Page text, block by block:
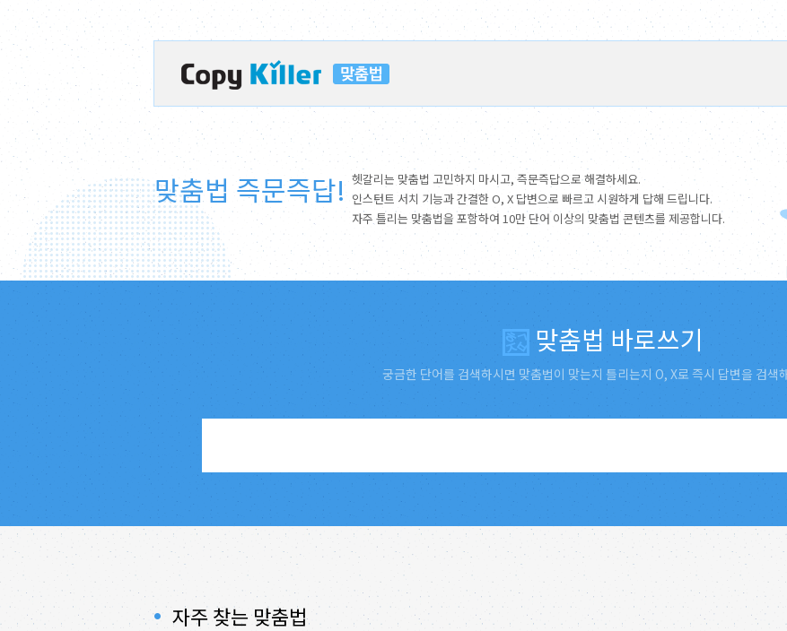
맞춤법 즉문즉답! 헷갈리는 맞춤법 고민하지 마시고, 즉문즉답으로 해결하세요.
인스턴트 서치 기능과 간결한 O, X 답변으로 빠르고 시원하게 답해 드립니다.
자주 틀리는 맞춤법을 포함하여 10만 단어 이상의 맞춤법 콘텐츠를 제공합니다.
맞춤법 바로쓰기
궁금한 단어를 검색하시면 맞춤법이 맞는지 틀리는지 O, X로 즉시 답변을 검색
자주 찾는 맞춤법